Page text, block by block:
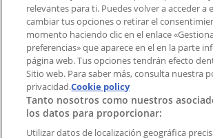
Índices
Marcas
Marcas locales
Negocios
Negocios cercanos
Productos
Productos locales
relevantes para ti. Puedes volver a acceder a
cambiar tus opciones o retirar el
momento haciendo clic en el enlace
preferencias» que aparece en el en la parte
página web. Tus opciones tendrán efecto
Sitio web. Para saber más, consulta nuestra
privacidad.Cookie policy
Tanto nosotros como nuestros
los datos para proporcionar:
Utilizar datos de localización geográfica